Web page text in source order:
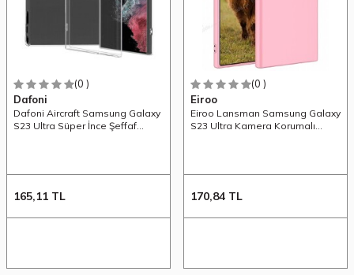
(0 )
Dafoni
Dafoni Aircraft Samsung Galaxy
S23 Ultra Süper İnce Şeffaf
165,11 TL
(0 )
Eiroo
Eiroo Lansman Samsung Galaxy
S23 Ultra Kamera Korumalı
170,84 TL